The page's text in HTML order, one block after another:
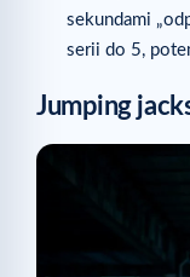
sekundami
serii do 5,
Jumping